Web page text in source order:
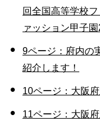
回全国高等学校
ァッション甲子
9ページ：府内の
紹介します！
10ページ：大阪
11ページ：大阪